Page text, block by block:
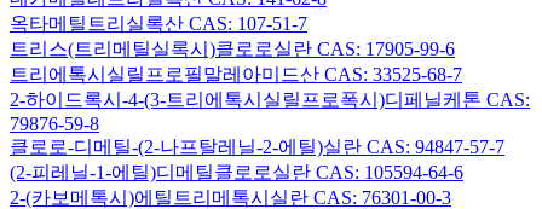
옥타메틸트리실록산 CAS: 107-51-7
트리스(트리메틸실록시)클로로실란 CAS: 17905-99-6
트리에톡시실릴프로필말레아미드산 CAS: 33525-68-7
2-하이드록시-4-(3-트리에톡시실릴프로폭시)디페닐케톤 CAS:
79876-59-8
클로로-디메틸-(2-나프탈레닐-2-에틸)실란 CAS: 94847-57-7
(2-피레닐-1-에틸)디메틸클로로실란 CAS: 105594-64-6
2-(카보메톡시)에틸트리메톡시실란 CAS: 76301-00-3